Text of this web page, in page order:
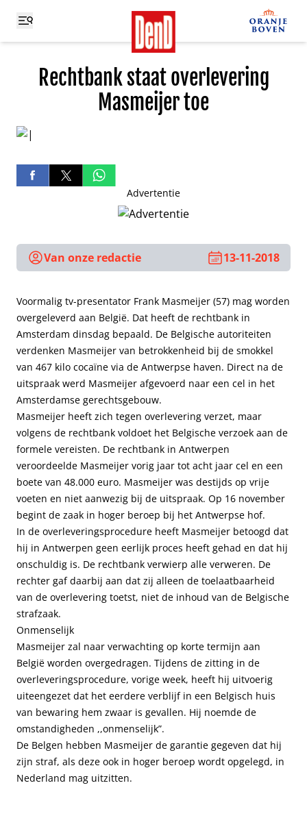
Rechtbank staat overlevering
Masmeijer toe
Advertentie
Van onze redactie 13-11-2018
Voormalig tv-presentator Frank Masmeijer (57) mag worden
overgeleverd aan België. Dat heeft de rechtbank in
Amsterdam dinsdag bepaald. De Belgische autoriteiten
verdenken Masmeijer van betrokkenheid bij de smokkel
van 467 kilo cocaïne via de Antwerpse haven. Direct na de
uitspraak werd Masmeijer afgevoerd naar een cel in het
Amsterdamse gerechtsgebouw.
Masmeijer heeft zich tegen overlevering verzet, maar
volgens de rechtbank voldoet het Belgische verzoek aan de
formele vereisten. De rechtbank in Antwerpen
veroordeelde Masmeijer vorig jaar tot acht jaar cel en een
boete van 48.000 euro. Masmeijer was destijds op vrije
voeten en niet aanwezig bij de uitspraak. Op 16 november
begint de zaak in hoger beroep bij het Antwerpse hof.
In de overleveringsprocedure heeft Masmeijer betoogd dat
hij in Antwerpen geen eerlijk proces heeft gehad en dat hij
onschuldig is. De rechtbank verwierp alle verweren. De
rechter gaf daarbij aan dat zij alleen de toelaatbaarheid
van de overlevering toetst, niet de inhoud van de Belgische
strafzaak.
Onmenselijk
Masmeijer zal naar verwachting op korte termijn aan
België worden overgedragen. Tijdens de zitting in de
overleveringsprocedure, vorige week, heeft hij uitvoerig
uiteengezet dat het eerdere verblijf in een Belgisch huis
van bewaring hem zwaar is gevallen. Hij noemde de
omstandigheden ,,onmenselijk”.
De Belgen hebben Masmeijer de garantie gegeven dat hij
zijn straf, als deze ook in hoger beroep wordt opgelegd, in
Nederland mag uitzitten.